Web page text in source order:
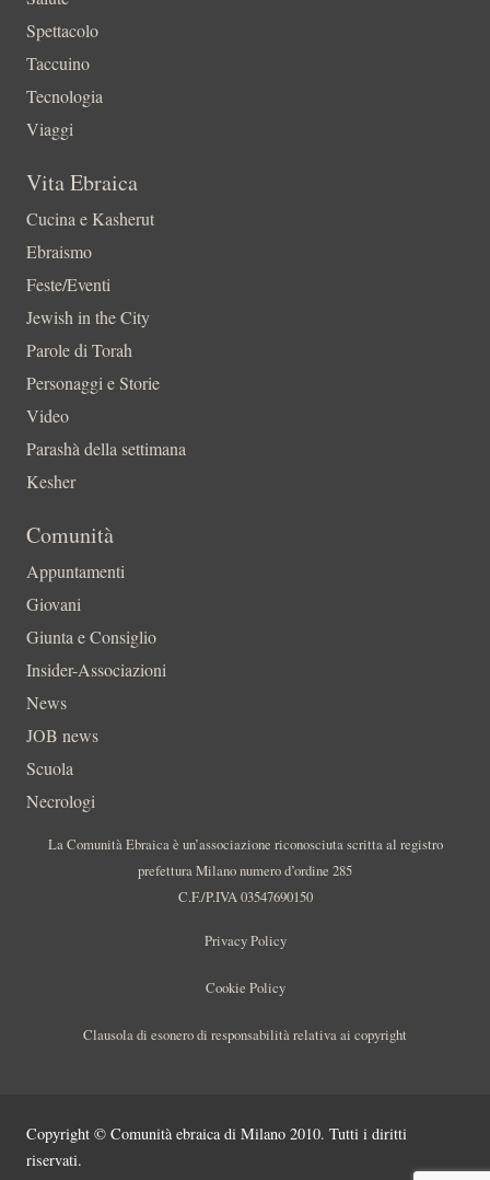
Spettacolo
Taccuino
Tecnologia
Viaggi
Vita Ebraica
Cucina e Kasherut
Ebraismo
Feste/Eventi
Jewish in the City
Parole di Torah
Personaggi e Storie
Video
Parashà della settimana
Kesher
Comunità
Appuntamenti
Giovani
Giunta e Consiglio
Insider-Associazioni
News
JOB news
Scuola
Necrologi
La Comunità Ebraica è un’associazione riconosciuta scritta al registro
prefettura Milano numero d’ordine 285
C.F./P.IVA 03547690150
Privacy Policy
Cookie Policy
Clausola di esonero di responsabilità relativa ai copyright
Copyright © Comunità ebraica di Milano 2010. Tutti i diritti
riservati.